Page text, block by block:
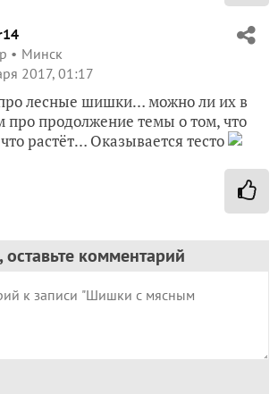
Минск
2017, 01:17
лесные шишки… можно ли их в
про продолжение темы о том, что
растёт… Оказывается тесто
комментарий